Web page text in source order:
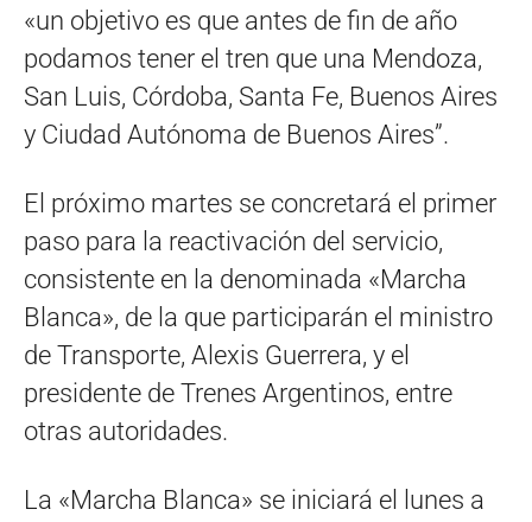
«un objetivo es que antes de fin de año
podamos tener el tren que una Mendoza,
San Luis, Córdoba, Santa Fe, Buenos Aires
y Ciudad Autónoma de Buenos Aires”.
El próximo martes se concretará el primer
paso para la reactivación del servicio,
consistente en la denominada «Marcha
Blanca», de la que participarán el ministro
de Transporte, Alexis Guerrera, y el
presidente de Trenes Argentinos, entre
otras autoridades.
La «Marcha Blanca» se iniciará el lunes a